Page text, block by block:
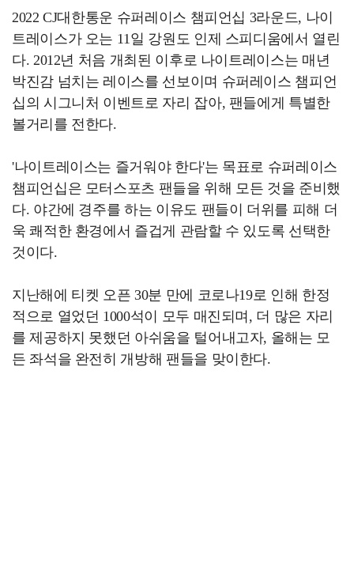
2022 CJ대한통운 슈퍼레이스 챔피언십 3라운드, 나이
트레이스가 오는 11일 강원도 인제 스피디움에서 열린
다. 2012년 처음 개최된 이후로 나이트레이스는 매년
박진감 넘치는 레이스를 선보이며 슈퍼레이스 챔피언
십의 시그니처 이벤트로 자리 잡아, 팬들에게 특별한
볼거리를 전한다.
'나이트레이스는 즐거워야 한다'는 목표로 슈퍼레이스
챔피언십은 모터스포츠 팬들을 위해 모든 것을 준비했
다. 야간에 경주를 하는 이유도 팬들이 더위를 피해 더
욱 쾌적한 환경에서 즐겁게 관람할 수 있도록 선택한
것이다.
지난해에 티켓 오픈 30분 만에 코로나19로 인해 한정
적으로 열었던 1000석이 모두 매진되며, 더 많은 자리
를 제공하지 못했던 아쉬움을 털어내고자, 올해는 모
든 좌석을 완전히 개방해 팬들을 맞이한다.